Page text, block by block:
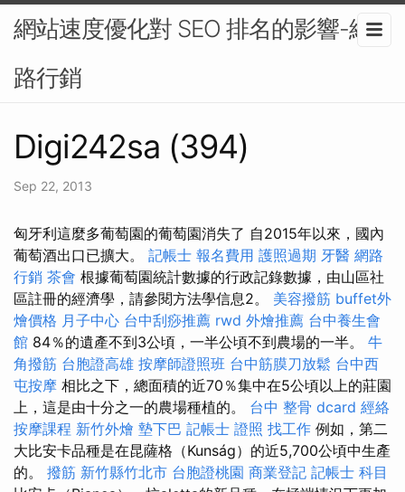
網站速度優化對 SEO 排名的影響-網
路行銷
Digi242sa (394)
Sep 22, 2013
匈牙利這麼多葡萄園的葡萄園消失了 自2015年以來，國內
葡萄酒出口已擴大。 記帳士 報名費用 護照過期 牙醫 網路
行銷 茶會 根據葡萄園統計數據的行政記錄數據，由山區社
區註冊的經濟學，請參閱方法學信息2。 美容撥筋 buffet外
燴價格 月子中心 台中刮痧推薦 rwd 外燴推薦 台中養生會
館 84％的遺產不到3公頃，一半公頃不到農場的一半。 牛
角撥筋 台胞證高雄 按摩師證照班 台中筋膜刀放鬆 台中西
屯按摩 相比之下，總面積的近70％集中在5公頃以上的莊園
上，這是由十分之一的農場種植的。 台中 整骨 dcard 經絡
按摩課程 新竹外燴 墊下巴 記帳士 證照 找工作 例如，第二
大比安卡品種是在昆薩格（Kunság）的近5,700公頃中生產
的。 撥筋 新竹縣竹北市 台胞證桃園 商業登記 記帳士 科目